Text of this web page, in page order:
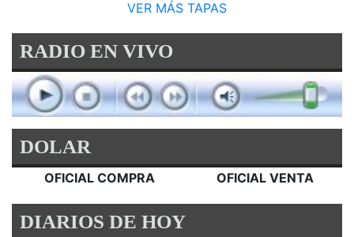
VER MÁS TAPAS
RADIO EN VIVO
DOLAR
OFICIAL COMPRA OFICIAL VENTA
DIARIOS DE HOY